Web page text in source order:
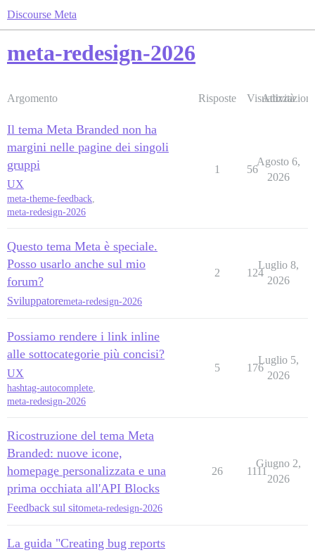
Discourse Meta
meta-redesign-2026
Argomento Risposte Visualizzazioni
Attività
Il tema Meta Branded non ha
margini nelle pagine dei singoli
gruppi
UX
meta-theme-feedback,
meta-redesign-2026
1 56
Agosto 6,
2026
Questo tema Meta è speciale.
Posso usarlo anche sul mio
forum?
Sviluppatoremeta-redesign-2026
2 124
Luglio 8,
2026
Possiamo rendere i link inline
alle sottocategorie più concisi?
UX
hashtag-autocomplete,
meta-redesign-2026
5 176
Luglio 5,
2026
Ricostruzione del tema Meta
Branded: nuove icone,
homepage personalizzata e una
prima occhiata all'API Blocks
Feedback sul sitometa-redesign-2026
26 1111
Giugno 2,
2026
La guida "Creating bug reports